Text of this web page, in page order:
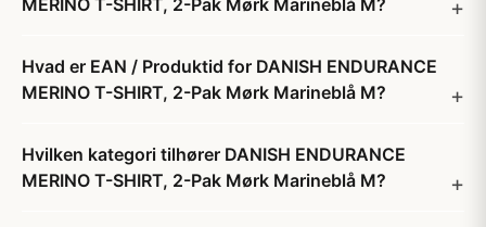
MERINO T-SHIRT, 2-Pak Mørk Marineblå M?
Hvad er EAN / Produktid for DANISH ENDURANCE
MERINO T-SHIRT, 2-Pak Mørk Marineblå M?
Hvilken kategori tilhører DANISH ENDURANCE
MERINO T-SHIRT, 2-Pak Mørk Marineblå M?